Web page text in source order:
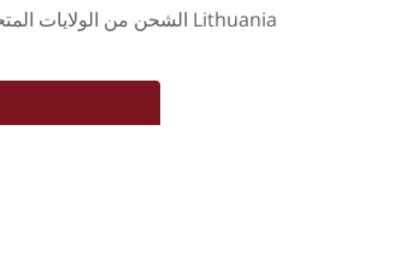
Lithuania الشحن من الولايات المتحدة الأمريكية باستخدام عنوانك الأمريكي الخاص للتسوق في متاجر الولايات المتحدة الأمريكية